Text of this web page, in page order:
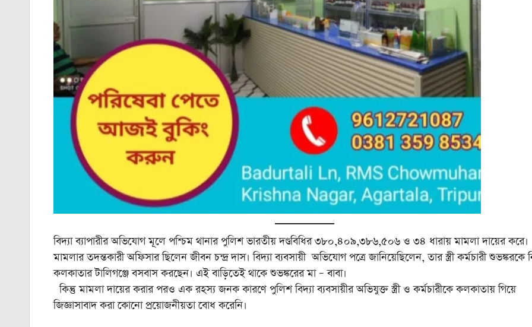
বিদ্যা ব্যাপারীর অভিযোগ মূলে পশ্চিম থানার পুলিশ ভারতীয় দণ্ডবিধির ৩৮০,৪০৯,৩৮৬,৫০৬ ও ৩৪ ধারায় মামলা দায়ের করে।
মামলার তদন্তকারী অফিসার ছিলেন জীবন চন্দ্র দাস। বিদ্যা ব্যবসায়ী অভিযোগ পত্রে জানিয়েছিলেন, তার স্ত্রী কর্মচারী শুভঙ্করকে
কলকাতার টালিগঞ্জে বসবাস করছেন। এই বাড়িতেই থাকে শুভঙ্করের মা – বাবা।
কিন্তু মামলা দায়ের করার পরও এক রহস্য জনক কারণে পুলিশ বিদ্যা ব্যবসায়ীর অভিযুক্ত স্ত্রী ও কর্মচারীকে কলকাতায় গিয়ে
জিজ্ঞাসাবাদ করা কোনো প্রয়োজনীয়তা বোধ করেনি।